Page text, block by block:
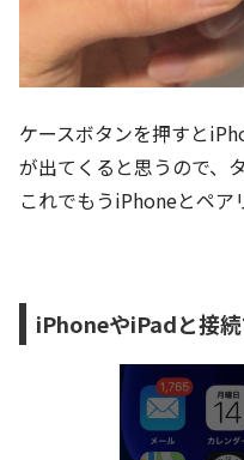
ケースボタンを押すと
が出てくると思うので、
これでもうiPhoneとペア
iPhoneやiPadと接